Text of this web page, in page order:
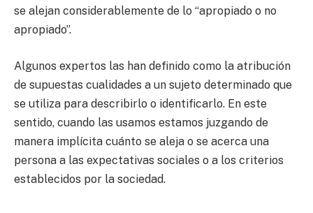
se alejan considerablemente de lo “apropiado o no
apropiado”.
Algunos expertos las han definido como la atribución
de supuestas cualidades a un sujeto determinado que
se utiliza para describirlo o identificarlo. En este
sentido, cuando las usamos estamos juzgando de
manera implícita cuánto se aleja o se acerca una
persona a las expectativas sociales o a los criterios
establecidos por la sociedad.